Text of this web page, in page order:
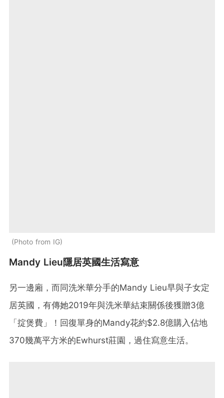
Photo from IG
Mandy Lieu隱居英國生活寫意
另一邊廂，而同洗米華分手的Mandy Lieu早與子女定
居英國，有傳她2019年與洗米華結束關係後獲贈3億
「掟煲費」！回復單身的Mandy花約$2.8億購入佔地
370幾萬平方米的Ewhurst莊園，過住寫意生活。